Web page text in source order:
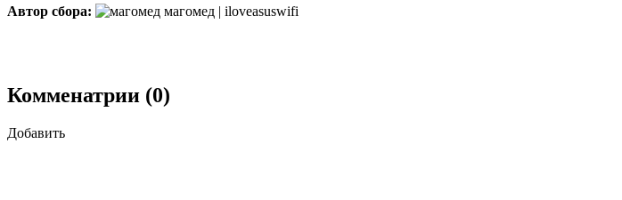
Автор сбора:
магомед | iloveasuswifi
Комменатрии (0)
Добавить